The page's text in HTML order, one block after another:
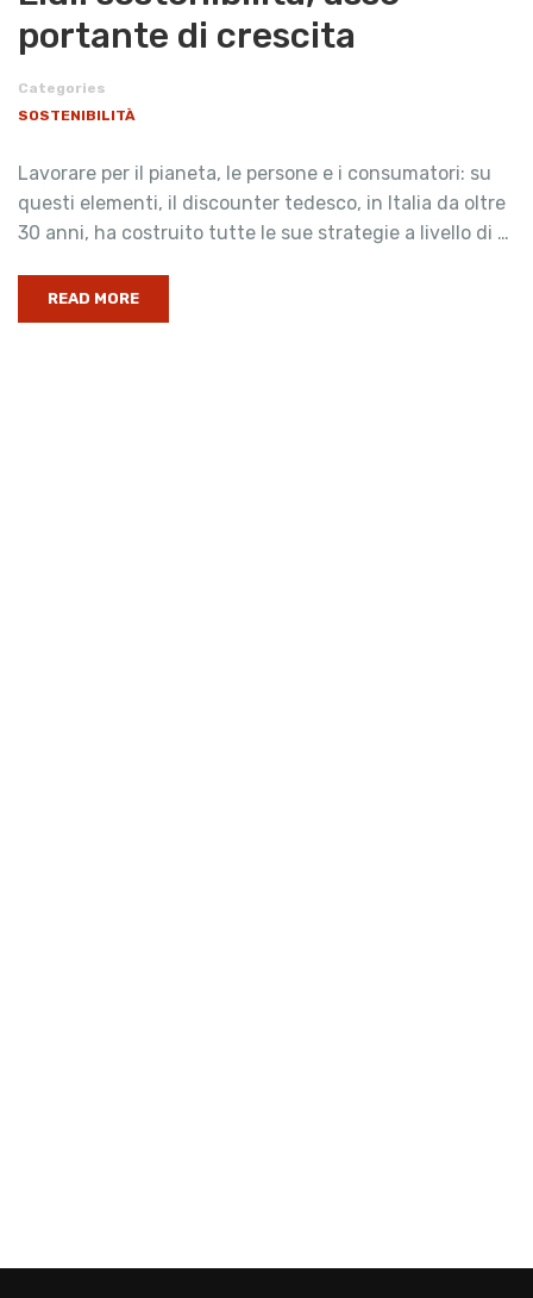
portante di crescita
Categories
SOSTENIBILITÀ
Lavorare per il pianeta, le persone e i consumatori: su
questi elementi, il discounter tedesco, in Italia da oltre
30 anni, ha costruito tutte le sue strategie a livello di …
READ MORE